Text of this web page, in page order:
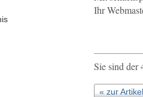
Ihr
Sie sind der
« zur